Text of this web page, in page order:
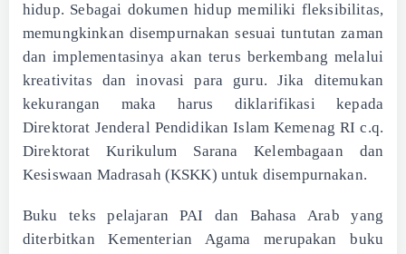
hidup. Sebagai dokumen hidup memiliki fleksibilitas,
memungkinkan disempurnakan sesuai tuntutan zaman
dan implementasinya akan terus berkembang melalui
kreativitas dan inovasi para guru. Jika ditemukan
kekurangan maka harus diklarifikasi kepada
Direktorat Jenderal Pendidikan Islam Kemenag RI c.q.
Direktorat Kurikulum Sarana Kelembagaan dan
Kesiswaan Madrasah (KSKK) untuk disempurnakan.
Buku teks pelajaran PAI dan Bahasa Arab yang
diterbitkan Kementerian Agama merupakan buku